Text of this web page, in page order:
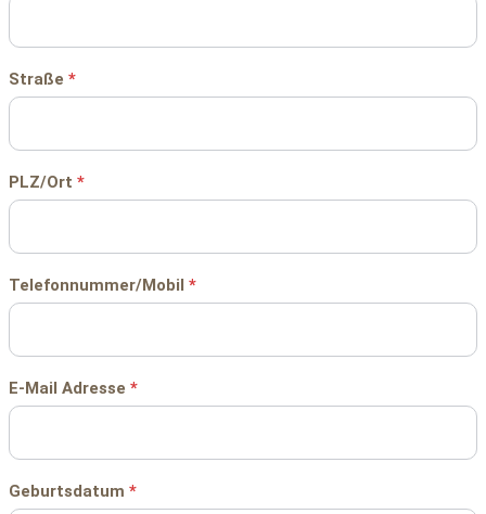
Straße *
PLZ/Ort *
Telefonnummer/Mobil *
E-Mail Adresse *
Geburtsdatum *